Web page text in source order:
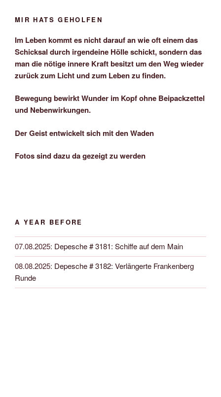
MIR HATS GEHOLFEN
Im Leben kommt es nicht darauf an wie oft einem das
Schicksal durch irgendeine Hölle schickt, sondern das
man die nötige innere Kraft besitzt um den Weg wieder
zurück zum Licht und zum Leben zu finden.
Bewegung bewirkt Wunder im Kopf ohne Beipackzettel
und Nebenwirkungen.
Der Geist entwickelt sich mit den Waden
Fotos sind dazu da gezeigt zu werden
A YEAR BEFORE
07.08.2025: Depesche # 3181: Schiffe auf dem Main
08.08.2025: Depesche # 3182: Verlängerte Frankenberg
Runde